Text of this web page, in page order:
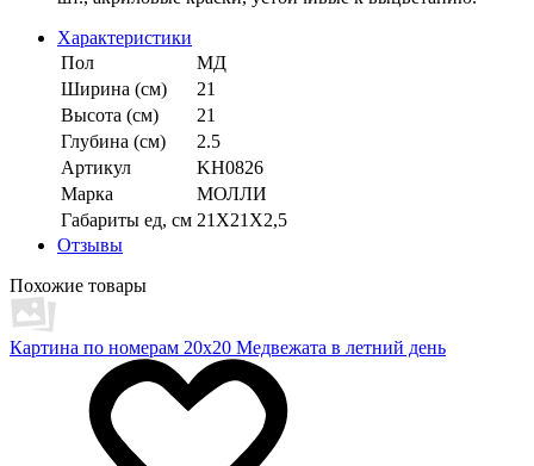
Характеристики
Пол
МД
Ширина (см)
21
Высота (см)
21
Глубина (см)
2.5
Артикул
KH0826
Марка
МОЛЛИ
Габариты ед, см 21Х21Х2,5
Отзывы
Похожие товары
Картина по номерам 20x20 Медвежата в летний день